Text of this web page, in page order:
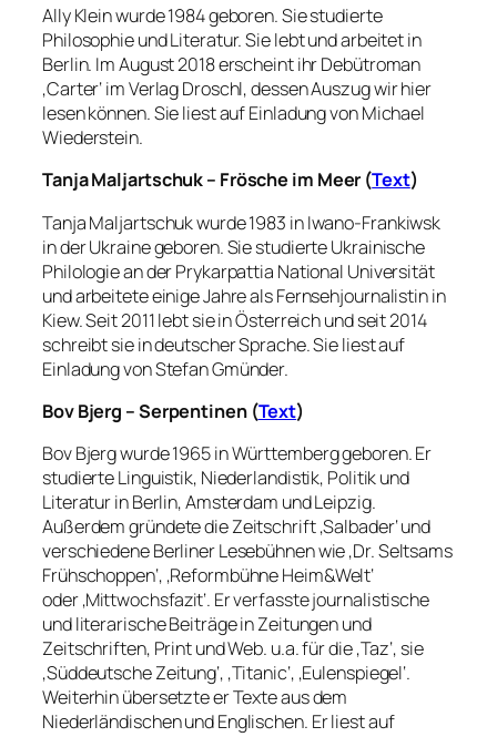
Ally Klein wurde 1984 geboren. Sie studierte
Philosophie und Literatur. Sie lebt und arbeitet in
Berlin. Im August 2018 erscheint ihr Debütroman
‚Carter‘ im Verlag Droschl, dessen Auszug wir hier
lesen können. Sie liest auf Einladung von Michael
Wiederstein.
Tanja Maljartschuk – Frösche im Meer (Text)
Tanja Maljartschuk wurde 1983 in Iwano-Frankiwsk
in der Ukraine geboren. Sie studierte Ukrainische
Philologie an der Prykarpattia National Universität
und arbeitete einige Jahre als Fernsehjournalistin in
Kiew. Seit 2011 lebt sie in Österreich und seit 2014
schreibt sie in deutscher Sprache. Sie liest auf
Einladung von Stefan Gmünder.
Bov Bjerg – Serpentinen (Text)
Bov Bjerg wurde 1965 in Württemberg geboren. Er
studierte Linguistik, Niederlandistik, Politik und
Literatur in Berlin, Amsterdam und Leipzig.
Außerdem gründete die Zeitschrift ‚Salbader‘ und
verschiedene Berliner Lesebühnen wie ‚Dr. Seltsams
Frühschoppen‘, ‚Reformbühne Heim&Welt‘
oder‚Mittwochsfazit‘. Er verfasste journalistische
und literarische Beiträge in Zeitungen und
Zeitschriften, Print und Web. u.a. für die ‚Taz‘, sie
‚Süddeutsche Zeitung‘, ‚Titanic‘, ‚Eulenspiegel‘.
Weiterhin übersetzte er Texte aus dem
Niederländischen und Englischen. Er liest auf